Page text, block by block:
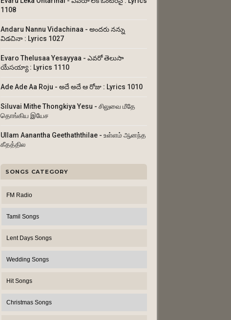
1108
Andaru Nannu Vidachinaa - అందరు నన్ను
విడచినా : Lyrics 1027
Evaro Thelusaa Yesayyaa - ఎవరో తెలుసా
యేసయ్యా : Lyrics 1110
Ade Ade Aa Roju - అదే అదే ఆ రోజు : Lyrics 1010
Siluvai Mithe Thongkiya Yesu - சிலுவை மீதே
தொங்கிய இயேச
Ullam Aanantha Geethaththilae - உள்ளம் ஆனந்த
கீதத்தில
SONGS CATEGORY
FM Radio
Tamil Songs
Lent Days Songs
Wedding Songs
Hit Songs
Christmas Songs